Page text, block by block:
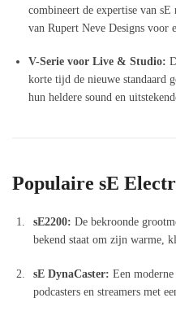
combineert de expertise van
van Rupert Neve Designs voor
V-Serie voor Live & Studio:
korte tijd de nieuwe standaard
hun heldere sound en
Populaire sE
sE2200: De bekroonde
bekend staat om zijn warme,
sE DynaCaster: Een
podcasters en streamers met